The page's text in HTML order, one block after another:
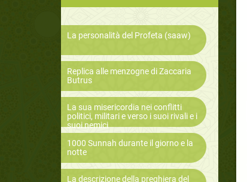
La personalità del Profeta (saaw)
Replica alle menzogne di Zaccaria
Butrus
La sua misericordia nei conflitti
politici, militari e verso i suoi rivali e i
suoi nemici
1000 Sunnah durante il giorno e la
notte
La descrizione della preghiera del